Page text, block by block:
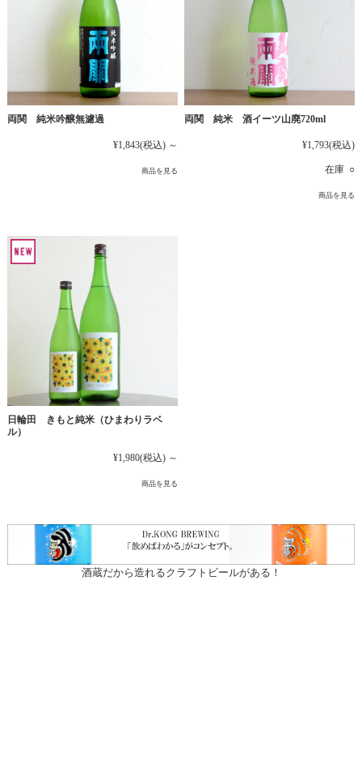
両関 純米吟醸無濾過
¥1,843(税込) ～
商品を見る
両関 純米 酒イーツ山廃720ml
¥1,793(税込)
在庫 ○
商品を見る
日輪田 きもと純米（ひまわりラベ
ル）
¥1,980(税込) ～
商品を見る
酒蔵だから造れるクラフトビールがある！